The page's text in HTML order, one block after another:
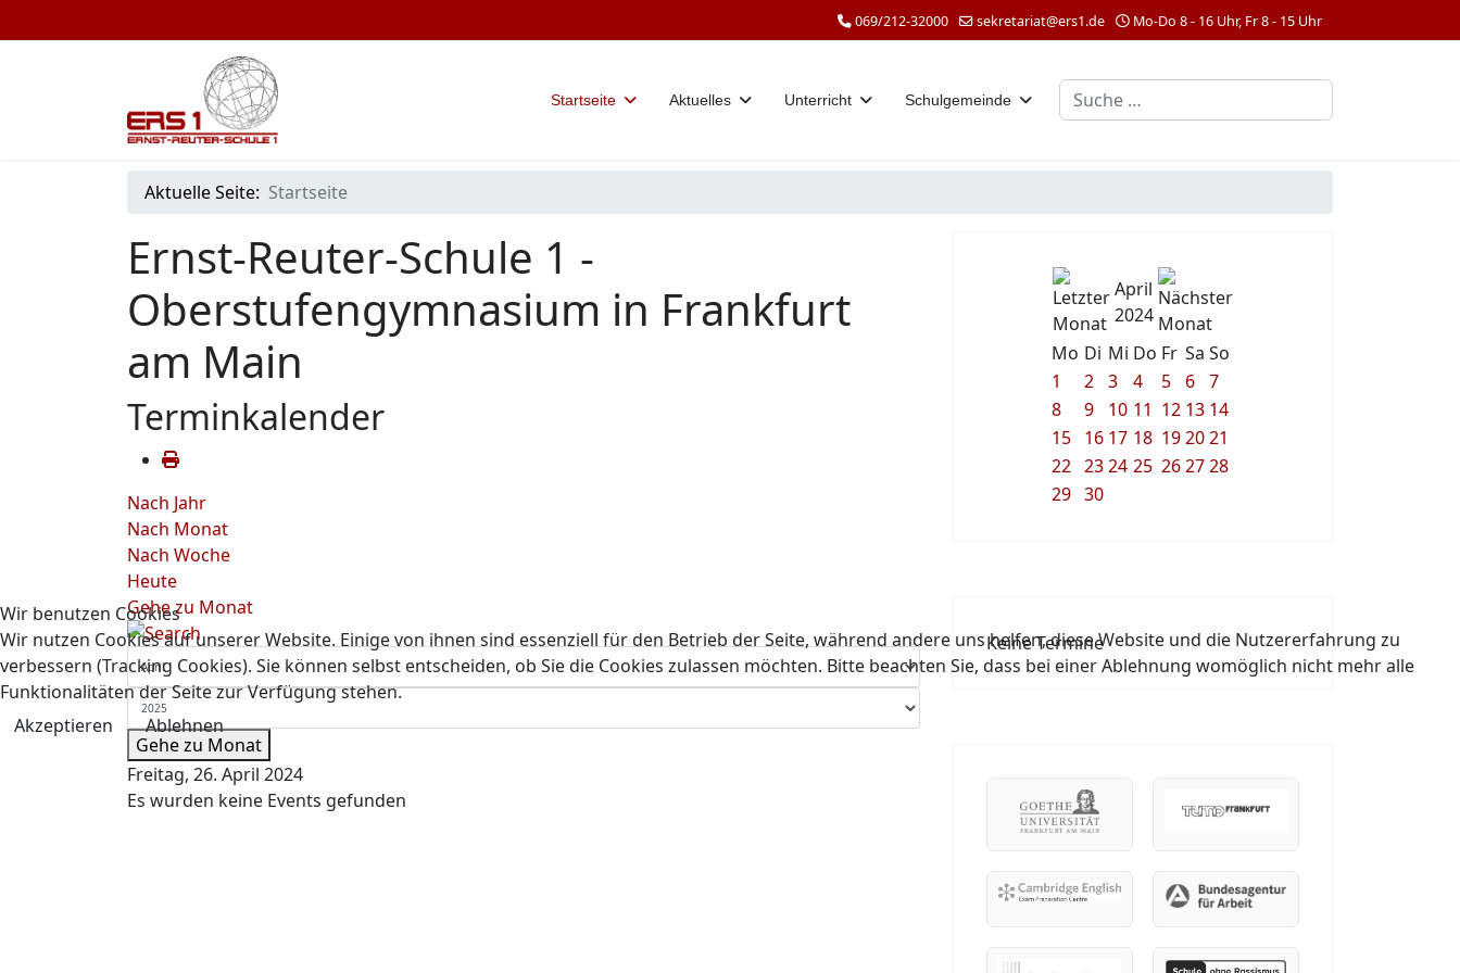
069/212-32000 sekretariat@ers1.de Mo-Do 8 - 16 Uhr, Fr 8 - 15 Uhr
Startseite Aktuelles Unterricht Schulgemeinde Suchen
Aktuelle Seite: Startseite
Ernst-Reuter-Schule 1 -
Oberstufengymnasium in Frankfurt
am Main
Terminkalender
Nach Jahr
Nach Monat
Nach Woche
Heute
Gehe zu Monat
Gehe zu Monat
Freitag, 26. April 2024
Es wurden keine Events gefunden
April
2024
Mo Di Mi Do Fr Sa So
1
2 3 4 5 6 7
8
9 10 11 12 13 14
15 16 17 18 192021
22 2324 25 262728
29 30
Keine Termine
Wir benutzen Cookies
Wir nutzen Cookies auf unserer Website. Einige von ihnen sind essenziell für den Betrieb der Seite, während andere uns helfen, diese Website und die Nutzererfahrung zu
verbessern (Tracking Cookies). Sie können selbst entscheiden, ob Sie die Cookies zulassen möchten. Bitte beachten Sie, dass bei einer Ablehnung womöglich nicht mehr alle
Funktionalitäten der Seite zur Verfügung stehen.
Akzeptieren
Ablehnen